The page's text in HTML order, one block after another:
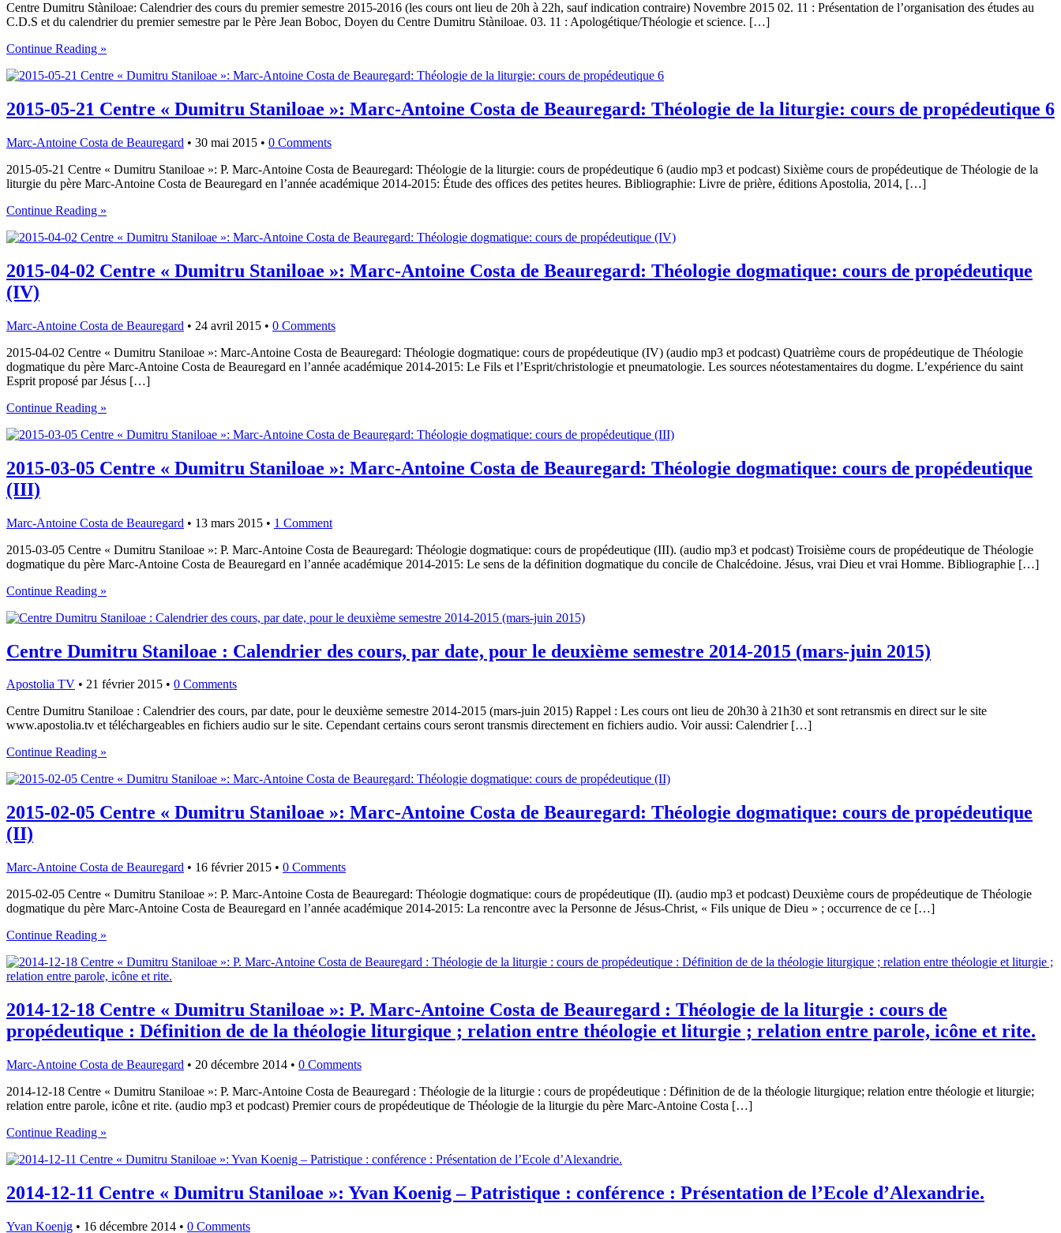
Centre Dumitru Stàniloae: Calendrier des cours du premier semestre 2015-2016 (les cours ont lieu de 20h à 22h, sauf indication contraire) Novembre 2015 02. 11 : Présentation de l’organisation des études au
C.D.S et du calendrier du premier semestre par le Père Jean Boboc, Doyen du Centre Dumitru Stàniloae. 03. 11 : Apologétique/Théologie et science. […]
Continue Reading »
2015-05-21 Centre « Dumitru Staniloae »: Marc-Antoine Costa de Beauregard: Théologie de la liturgie: cours de propédeutique 6
Marc-Antoine Costa de Beauregard • 30 mai 2015 • 0 Comments
2015-05-21 Centre « Dumitru Staniloae »: P. Marc-Antoine Costa de Beauregard: Théologie de la liturgie: cours de propédeutique 6 (audio mp3 et podcast) Sixième cours de propédeutique de Théologie de la
liturgie du père Marc-Antoine Costa de Beauregard en l’année académique 2014-2015: Étude des offices des petites heures. Bibliographie: Livre de prière, éditions Apostolia, 2014, […]
Continue Reading »
2015-04-02 Centre « Dumitru Staniloae »: Marc-Antoine Costa de Beauregard: Théologie dogmatique: cours de propédeutique
(IV)
Marc-Antoine Costa de Beauregard • 24 avril 2015 • 0 Comments
2015-04-02 Centre « Dumitru Staniloae »: Marc-Antoine Costa de Beauregard: Théologie dogmatique: cours de propédeutique (IV) (audio mp3 et podcast) Quatrième cours de propédeutique de Théologie
dogmatique du père Marc-Antoine Costa de Beauregard en l’année académique 2014-2015: Le Fils et l’Esprit/christologie et pneumatologie. Les sources néotestamentaires du dogme. L’expérience du saint
Esprit proposé par Jésus […]
Continue Reading »
2015-03-05 Centre « Dumitru Staniloae »: Marc-Antoine Costa de Beauregard: Théologie dogmatique: cours de propédeutique
(III)
Marc-Antoine Costa de Beauregard • 13 mars 2015 • 1 Comment
2015-03-05 Centre « Dumitru Staniloae »: P. Marc-Antoine Costa de Beauregard: Théologie dogmatique: cours de propédeutique (III). (audio mp3 et podcast) Troisième cours de propédeutique de Théologie
dogmatique du père Marc-Antoine Costa de Beauregard en l’année académique 2014-2015: Le sens de la définition dogmatique du concile de Chalcédoine. Jésus, vrai Dieu et vrai Homme. Bibliographie […]
Continue Reading »
Centre Dumitru Staniloae : Calendrier des cours, par date, pour le deuxième semestre 2014-2015 (mars-juin 2015)
Apostolia TV • 21 février 2015 • 0 Comments
Centre Dumitru Staniloae : Calendrier des cours, par date, pour le deuxième semestre 2014-2015 (mars-juin 2015) Rappel : Les cours ont lieu de 20h30 à 21h30 et sont retransmis en direct sur le site
www.apostolia.tv et téléchargeables en fichiers audio sur le site. Cependant certains cours seront transmis directement en fichiers audio. Voir aussi: Calendrier […]
Continue Reading »
2015-02-05 Centre « Dumitru Staniloae »: Marc-Antoine Costa de Beauregard: Théologie dogmatique: cours de propédeutique
(II)
Marc-Antoine Costa de Beauregard • 16 février 2015 • 0 Comments
2015-02-05 Centre « Dumitru Staniloae »: P. Marc-Antoine Costa de Beauregard: Théologie dogmatique: cours de propédeutique (II). (audio mp3 et podcast) Deuxième cours de propédeutique de Théologie
dogmatique du père Marc-Antoine Costa de Beauregard en l’année académique 2014-2015: La rencontre avec la Personne de Jésus-Christ, « Fils unique de Dieu » ; occurrence de ce […]
Continue Reading »
2014-12-18 Centre « Dumitru Staniloae »: P. Marc-Antoine Costa de Beauregard : Théologie de la liturgie : cours de
propédeutique : Définition de de la théologie liturgique ; relation entre théologie et liturgie ; relation entre parole, icône et rite.
Marc-Antoine Costa de Beauregard • 20 décembre 2014 • 0 Comments
2014-12-18 Centre « Dumitru Staniloae »: P. Marc-Antoine Costa de Beauregard : Théologie de la liturgie : cours de propédeutique : Définition de de la théologie liturgique; relation entre théologie et liturgie;
relation entre parole, icône et rite. (audio mp3 et podcast) Premier cours de propédeutique de Théologie de la liturgie du père Marc-Antoine Costa […]
Continue Reading »
2014-12-11 Centre « Dumitru Staniloae »: Yvan Koenig – Patristique : conférence : Présentation de l’Ecole d’Alexandrie.
Yvan Koenig • 16 décembre 2014 • 0 Comments